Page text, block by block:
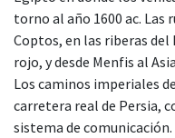
torno al año 1600 ac. Las
Coptos, en las riberas
rojo, y desde Menfis al
Los caminos imperiales
carretera real de Persia,
sistema de comunicación.